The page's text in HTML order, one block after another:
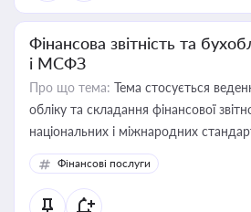
Фінансова звітність та
і МСФЗ
Про що тема: Тема стосується
обліку та складання фінансової
національних і міжнародних
Фінансові послуги